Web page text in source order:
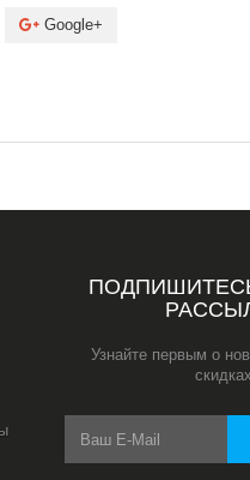
Google+
Узнайте первым о